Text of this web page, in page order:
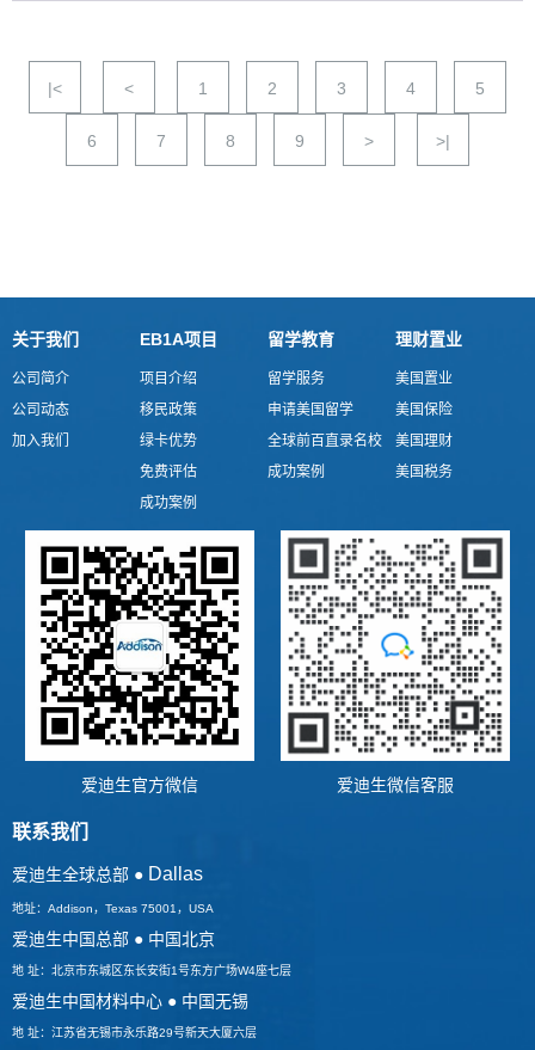
|< < 1 2 3 4 5
6 7 8 9 > >|
关于我们
公司简介
公司动态
加入我们
EB1A项目
项目介绍
移民政策
绿卡优势
免费评估
成功案例
留学教育
留学服务
申请美国留学
全球前百直录名校
成功案例
理财置业
美国置业
美国保险
美国理财
美国税务
爱迪生官方微信 爱迪生微信客服
联系我们
爱迪生全球总部 ● Dallas
地址：Addison，Texas 75001，USA
爱迪生中国总部 ● 中国北京
地 址：北京市东城区东长安街1号东方广场W4座七层
爱迪生中国材料中心 ● 中国无锡
地 址：江苏省无锡市永乐路29号新天大厦六层